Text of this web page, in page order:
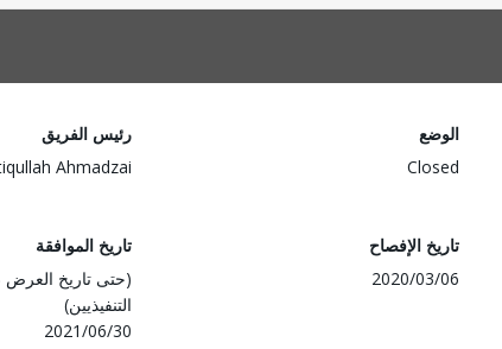
الوضع
Closed
رئيس الفريق
Ahmadzai
تاريخ الإفصاح
2020/03/06
تاريخ الموافقة
(حتى تاريخ
التنفيذيين)
2021/06/30